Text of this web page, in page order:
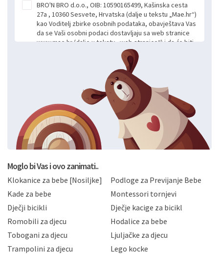
BRO'N BRO d.o.o., OIB: 10590165499, Kašinska cesta
27a , 10360 Sesvete, Hrvatska (dalje u tekstu „Mae.hr“)
kao Voditelj zbirke osobnih podataka, obavještava Vas
da se Vaši osobni podaci dostavljaju sa web stranice
www.mae.hr (dalje u tekstu „web stranice“) i da će biti
obrađeni. Prihvaćanjem ove Izjave smatra se da
slobodno i izričito dajete privolu za prikupljanje i daljnju
obradu Vaših osobnih podataka koje ustupate Mae.hr
putem ovih web stranica u svrhu odgovora i daljnje
komunikacije na Vaš upit poslan kroz kontakt obrazac.
Radi se o dobrovoljnom davanju podataka te ovu
Izjavu niste dužni prihvatiti odnosno niste dužni unositi
svoje osobne podatke u jednu od prijavnih
formi/obrazaca dostupnih na ovim web stranicama.
BRO'N BRO d.o.o. će s Vašim osobnim podacima
postupati sukladno Općoj uredbi o zaštiti podataka
privatnosti i kolačića koju možete pročitati ovdje i
Hrvatske, a uvijek uz primjenu odgovarajućih tehničkih i
sigurnosnih mjera zaštite osobnih podataka od
neovlaštenog pristupa, zlouporabe, otkrivanja,
gubitka ili uništenja. Mae.hr štiti privatnost svojih
korisnika i posjetitelja web stranica, čuva povjerljivost
Vaših osobnih podataka te omogućava pristup i
priopćavanje osobnih podataka samo onim svojim
zaposlenicima kojima su isti potrebni radi provedbe
Moglo bi Vas i ovo zanimati..
Klokanice za bebe [Nosiljke]
Podloge za Previjanje Bebe
Kade za bebe
Montessori tornjevi
Dječji bicikli
Dječje kacige za bicikl
Romobili za djecu
Hodalice za bebe
Tobogani za djecu
Ljuljačke za djecu
Trampolini za djecu
Lego kocke